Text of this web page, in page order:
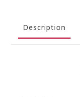
Description